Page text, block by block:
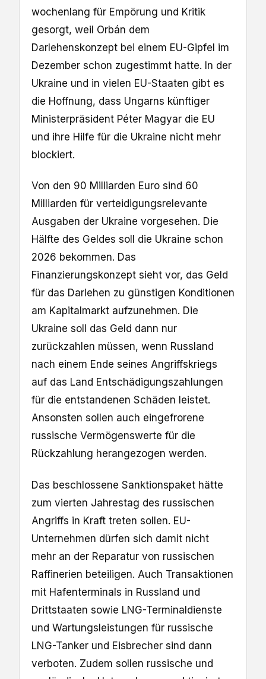
wochenlang für Empörung und Kritik
gesorgt, weil Orbán dem
Darlehenskonzept bei einem EU-Gipfel im
Dezember schon zugestimmt hatte. In der
Ukraine und in vielen EU-Staaten gibt es
die Hoffnung, dass Ungarns künftiger
Ministerpräsident Péter Magyar die EU
und ihre Hilfe für die Ukraine nicht mehr
blockiert.
Von den 90 Milliarden Euro sind 60
Milliarden für verteidigungsrelevante
Ausgaben der Ukraine vorgesehen. Die
Hälfte des Geldes soll die Ukraine schon
2026 bekommen. Das
Finanzierungskonzept sieht vor, das Geld
für das Darlehen zu günstigen Konditionen
am Kapitalmarkt aufzunehmen. Die
Ukraine soll das Geld dann nur
zurückzahlen müssen, wenn Russland
nach einem Ende seines Angriffskriegs
auf das Land Entschädigungszahlungen
für die entstandenen Schäden leistet.
Ansonsten sollen auch eingefrorene
russische Vermögenswerte für die
Rückzahlung herangezogen werden.
Das beschlossene Sanktionspaket hätte
zum vierten Jahrestag des russischen
Angriffs in Kraft treten sollen. EU-
Unternehmen dürfen sich damit nicht
mehr an der Reparatur von russischen
Raffinerien beteiligen. Auch Transaktionen
mit Hafenterminals in Russland und
Drittstaaten sowie LNG-Terminaldienste
und Wartungsleistungen für russische
LNG-Tanker und Eisbrecher sind dann
verboten. Zudem sollen russische und